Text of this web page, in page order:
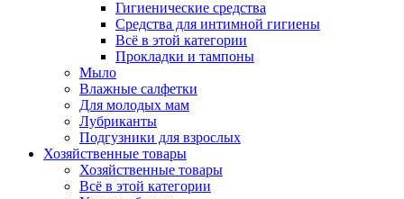
Гигиенические средства
Средства для интимной гигиены
Всё в этой категории
Прокладки и тампоны
Мыло
Влажные салфетки
Для молодых мам
Лубриканты
Подгузники для взрослых
Хозяйственные товары
Хозяйственные товары
Всё в этой категории